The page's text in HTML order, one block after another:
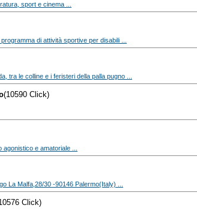
sport e cinema ...
di attività sportive per disabili ...
tra le colline e i feristeri della palla pugno ...
(10590 Click)
e amatoriale ...
La Malfa,28/30 -90146 Palermo(Italy) ...
Click)